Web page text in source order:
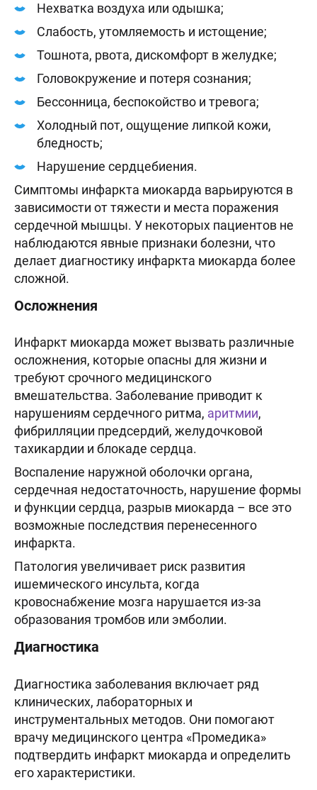
Нехватка воздуха или одышка;
Слабость, утомляемость и истощение;
Тошнота, рвота, дискомфорт в желудке;
Головокружение и потеря сознания;
Бессонница, беспокойство и тревога;
Холодный пот, ощущение липкой кожи,
бледность;
Нарушение сердцебиения.
Симптомы инфаркта миокарда варьируются в
зависимости от тяжести и места поражения
сердечной мышцы. У некоторых пациентов не
наблюдаются явные признаки болезни, что
делает диагностику инфаркта миокарда более
сложной.
Осложнения
Инфаркт миокарда может вызвать различные
осложнения, которые опасны для жизни и
требуют срочного медицинского
вмешательства. Заболевание приводит к
нарушениям сердечного ритма, аритмии,
фибрилляции предсердий, желудочковой
тахикардии и блокаде сердца.
Воспаление наружной оболочки органа,
сердечная недостаточность, нарушение формы
и функции сердца, разрыв миокарда – все это
возможные последствия перенесенного
инфаркта.
Патология увеличивает риск развития
ишемического инсульта, когда
кровоснабжение мозга нарушается из-за
образования тромбов или эмболии.
Диагностика
Диагностика заболевания включает ряд
клинических, лабораторных и
инструментальных методов. Они помогают
врачу медицинского центра «Промедика»
подтвердить инфаркт миокарда и определить
его характеристики.